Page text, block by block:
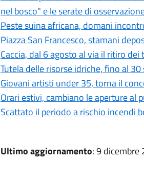
nel bosco" e le serate di
Peste suina africana, domani
Piazza San Francesco, stamani
Caccia, dal 6 agosto al via il ritiro
Tutela delle risorse idriche, fino al
Giovani artisti under 35, torna il
Orari estivi, cambiano le aperture al
Scattato il periodo a rischio incendi
Ultimo aggiornamento: 9 dicembre